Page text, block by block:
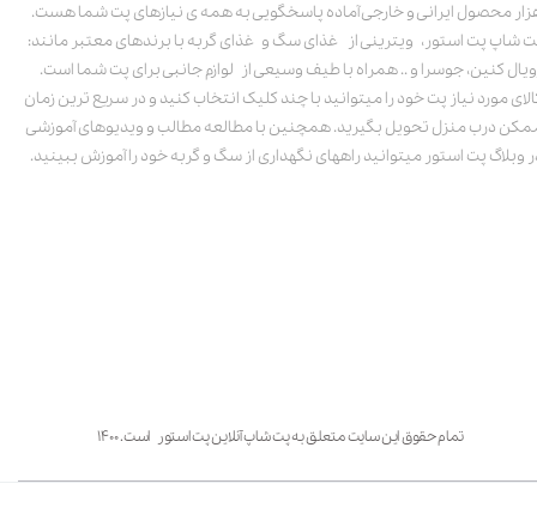
محصول ایرانی و خارجی آماده پاسخگویی به همه ی نیازهای پت شما هست.
شاپ پت استور، ویترینی از غذای سگ و غذای گربه با برندهای معتبر مانند:
کنین، جوسرا و .. همراه با طیف وسیعی از لوازم جانبی برای پت شما است.
مورد نیاز پت خود را میتوانید با چند کلیک انتخاب کنید و در سریع ترین زمان
درب منزل تحویل بگیرید. همچنین با مطالعه مطالب و ویدیوهای آموزشی
وبلاگ پت استور میتوانید راههای نگهداری از سگ و گربه خود را آموزش ببینید.
تمام حقوق این سایت متعلق به پت شاپ آنلاین پت استور است. ۱۴۰۰